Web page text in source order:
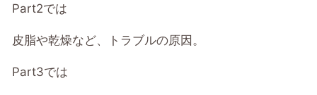
Part2では
皮脂や乾燥など、トラブルの原因。
Part3では